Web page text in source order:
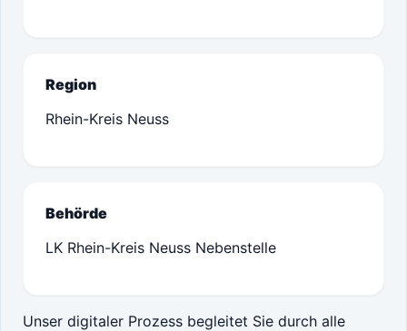
Region
Rhein-Kreis Neuss
Behörde
LK Rhein-Kreis Neuss Nebenstelle
Unser digitaler Prozess begleitet Sie durch alle